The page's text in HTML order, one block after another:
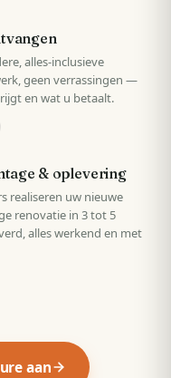
alles-inclusieve
geen verrassingen —
en wat u betaalt.
& oplevering
realiseren uw nieuwe
renovatie in 3 tot 5
alles werkend en met
aan